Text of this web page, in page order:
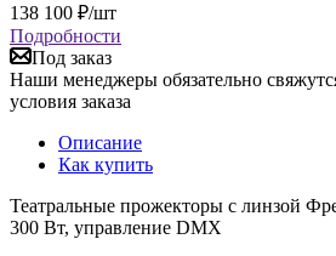
138 100 ₽/шт
Подробности
Под заказ
Наши менеджеры обязательно
условия заказа
Описание
Как купить
Театральные прожекторы с линзой
300 Вт, управление DMX